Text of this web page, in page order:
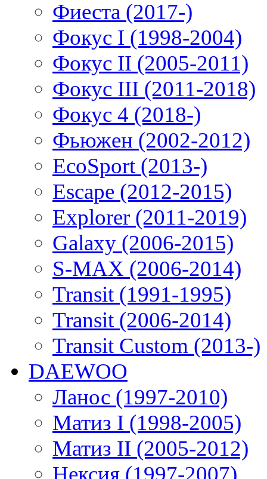
Фиеста (2017-)
Фокус I (1998-2004)
Фокус II (2005-2011)
Фокус III (2011-2018)
Фокус 4 (2018-)
Фьюжен (2002-2012)
EcoSport (2013-)
Escape (2012-2015)
Explorer (2011-2019)
Galaxy (2006-2015)
S-MAX (2006-2014)
Transit (1991-1995)
Transit (2006-2014)
Transit Custom (2013-)
DAEWOO
Ланос (1997-2010)
Матиз I (1998-2005)
Матиз II (2005-2012)